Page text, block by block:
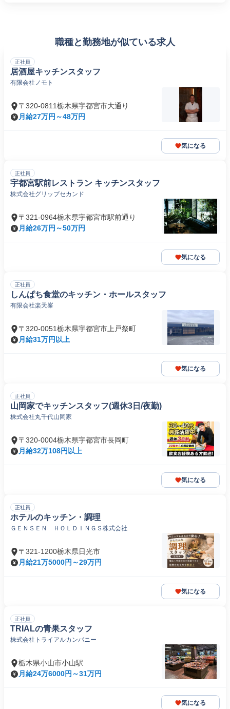
職種と勤務地が似ている求人
正社員
居酒屋キッチンスタッフ
有限会社ノモト
〒320-0811栃木県宇都宮市大通り
月給27万円～48万円
気になる
正社員
宇都宮駅前レストラン キッチンスタッフ
株式会社グリップセカンド
〒321-0964栃木県宇都宮市駅前通り
月給26万円～50万円
気になる
正社員
しんぱち食堂のキッチン・ホールスタッフ
有限会社楽天峯
〒320-0051栃木県宇都宮市上戸祭町
月給31万円以上
気になる
正社員
山岡家でキッチンスタッフ(週休3日/夜勤)
株式会社丸千代山岡家
〒320-0004栃木県宇都宮市長岡町
月給32万108円以上
気になる
正社員
ホテルのキッチン・調理
ＧＥＮＳＥＮ ＨＯＬＤＩＮＧＳ株式会社
〒321-1200栃木県日光市
月給21万5000円～29万円
気になる
正社員
TRIALの青果スタッフ
株式会社トライアルカンパニー
栃木県小山市小山駅
月給24万6000円～31万円
気になる